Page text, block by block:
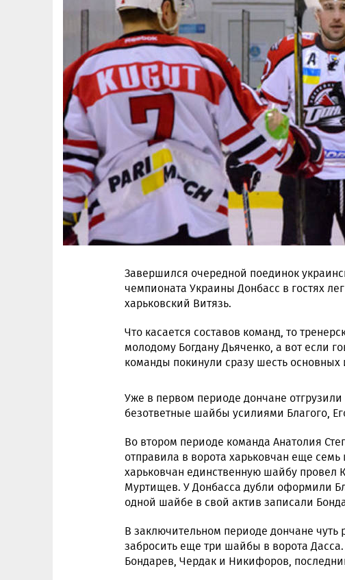
Завершился очередной поединок
чемпионата Украины Донбасс в гостях
харьковский Витязь.
Что касается составов команд, то
молодому Богдану Дьяченко, а вот если
команды покинули сразу шесть
Уже в первом периоде дончане
безответные шайбы усилиями Благого,
Во втором периоде команда Анатолия
отправила в ворота харьковчан еще
харьковчан единственную шайбу провел
Муртищев. У Донбасса дубли оформили
одной шайбе в свой актив записали
В заключительном периоде дончане
забросить еще три шайбы в ворота
Бондарев, Чердак и Никифоров,